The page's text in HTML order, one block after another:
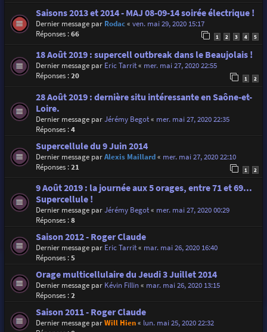
Saisons 2013 et 2014 - MAJ 08-09-14 soirée électrique !
Dernier message par Rodac« ven. mai 29, 2020 15:17
Réponses :66 1 2 3 4 5
18 Août 2019 : supercell outbreak dans le Beaujolais !
Dernier message par Eric Tarrit« mer. mai 27, 2020 22:55
Réponses :20 1 2
28 Août 2019 : dernière situ intéressante en Saône-et-
Loire.
Dernier message parJérémy Begot« mer. mai 27, 2020 22:35
Réponses :4
Supercellule du 9 Juin 2014
Dernier message parAlexis Maillard« mer. mai 27, 2020 22:10
Réponses :21 1 2
9 Août 2019 : la journée aux 5 orages, entre 71 et 69...
Supercellule !
Dernier message parJérémy Begot« mer. mai 27, 2020 00:29
Réponses :8
Saison 2012 - Roger Claude
Dernier message par Eric Tarrit« mar. mai 26, 2020 16:40
Réponses :5
Orage multicellulaire du Jeudi 3 Juillet 2014
Dernier message par Kévin Fillin« mar. mai 26, 2020 13:15
Réponses :2
Saison 2011 - Roger Claude
Dernier message parWill Hien« lun. mai 25, 2020 22:32